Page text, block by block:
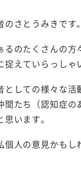
さとうみきです。
のたくさんの方
えていらっしゃ
しての様々な活
間たち（認知症
います。
人の意見かもし